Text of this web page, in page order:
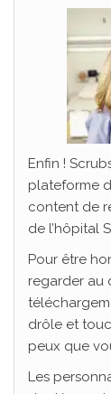
Enfin !
plateforme
content de
de l’hôpital
Pour être
regarder au
drôle et
peux que
Les